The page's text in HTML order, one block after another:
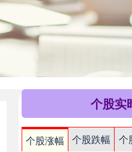
个股实
个股涨幅 个股跌幅 个